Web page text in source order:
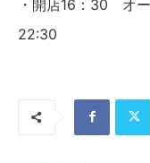
・開店16：30
22:30